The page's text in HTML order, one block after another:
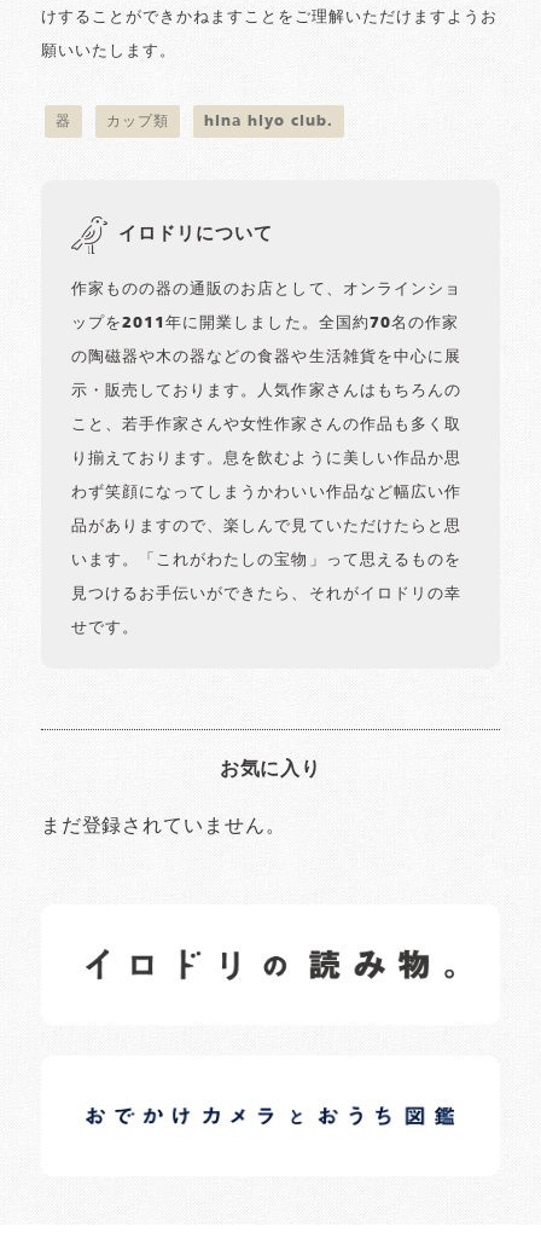
けすることができかねますことをご理解いただけますようお
願いいたします。
器 カップ類 hina hiyo club.
イロドリについて
作家ものの器の通販のお店として、オンラインショ
ップを2011年に開業しました。全国約70名の作家
の陶磁器や木の器などの食器や生活雑貨を中心に展
示・販売しております。人気作家さんはもちろんの
こと、若手作家さんや女性作家さんの作品も多く取
り揃えております。息を飲むように美しい作品か思
わず笑顔になってしまうかわいい作品など幅広い作
品がありますので、楽しんで見ていただけたらと思
います。「これがわたしの宝物」って思えるものを
見つけるお手伝いができたら、それがイロドリの幸
せです。
お気に入り
まだ登録されていません。
日常の様子など随時更新中です。
日常の様子など随時更新中です。